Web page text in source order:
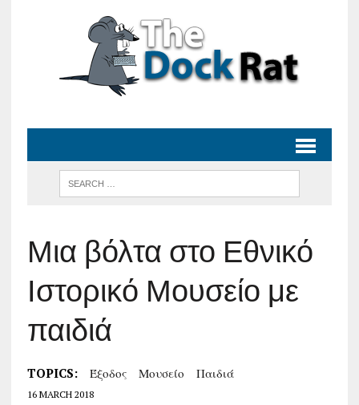
Μια βόλτα στο Εθνικό
Ιστορικό Μουσείο με
παιδιά
TOPICS: Έξοδος Μουσείο Παιδιά
16 MARCH 2018